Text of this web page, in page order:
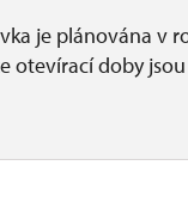
je plánována v
otevírací doby